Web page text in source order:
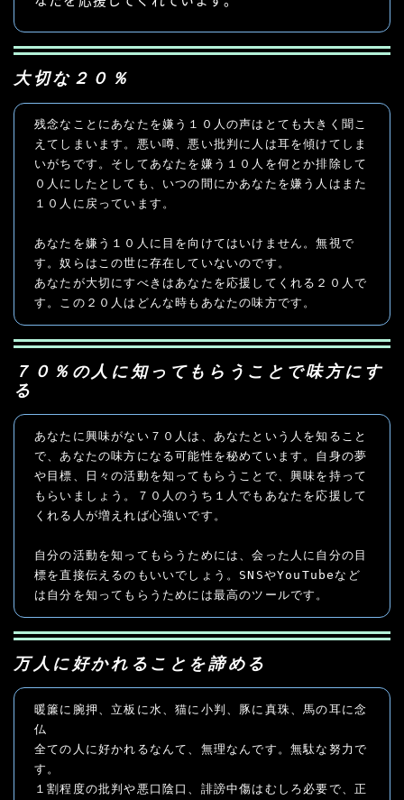
大切な２０％
残念なことにあなたを嫌う１０人の声はとても大きく聞こ
えてしまいます。悪い噂、悪い批判に人は耳を傾けてしま
いがちです。そしてあなたを嫌う１０人を何とか排除して
０人にしたとしても、いつの間にかあなたを嫌う人はまた
１０人に戻っています。
あなたを嫌う１０人に目を向けてはいけません。無視で
す。奴らはこの世に存在していないのです。
あなたが大切にすべきはあなたを応援してくれる２０人で
す。この２０人はどんな時もあなたの味方です。
７０％の人に知ってもらうことで味方にす
る
あなたに興味がない７０人は、あなたという人を知ること
で、あなたの味方になる可能性を秘めています。自身の夢
や目標、日々の活動を知ってもらうことで、興味を持って
もらいましょう。７０人のうち１人でもあなたを応援して
くれる人が増えれば心強いです。
自分の活動を知ってもらうためには、会った人に自分の目
標を直接伝えるのもいいでしょう。SNSやYouTubeなど
は自分を知ってもらうためには最高のツールです。
万人に好かれることを諦める
暖簾に腕押、立板に水、猫に小判、豚に真珠、馬の耳に念
仏
全ての人に好かれるなんて、無理なんです。無駄な努力で
す。
１割程度の批判や悪口陰口、誹謗中傷はむしろ必要で、正